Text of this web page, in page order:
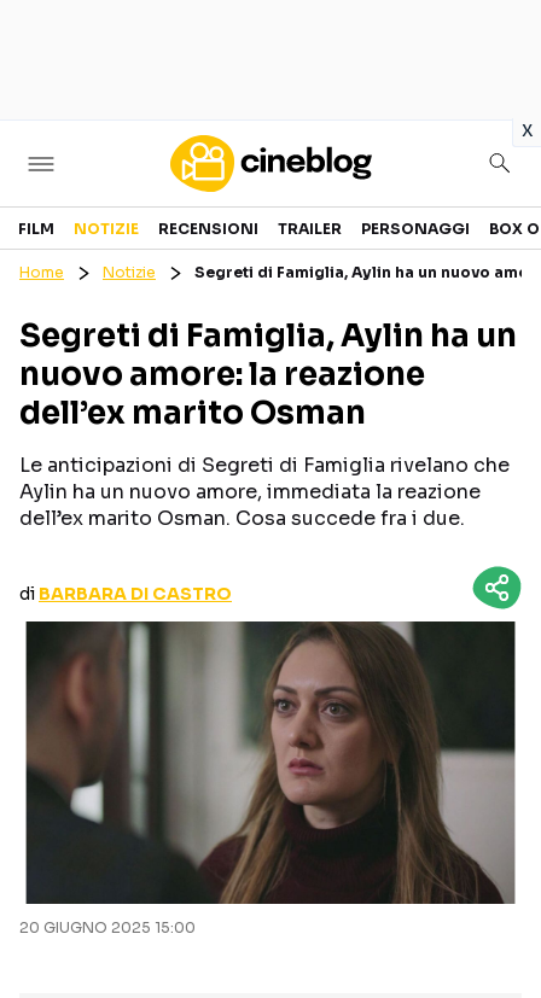
x
Cinema
GENERI
PERSONAGGI
CANALI STREAMING
Categorie
NOTIZIE
RECENSIONI
TRAILER
Seguici sui social
FILM NOTIZIE RECENSIONI TRAILER PERSONAGGI BOX
Home Notizie Segreti di Famiglia, Aylin ha un nuovo
Segreti di Famiglia, Aylin ha un
nuovo amore: la reazione
dell’ex marito Osman
Le anticipazioni di Segreti di Famiglia rivelano che
Aylin ha un nuovo amore, immediata la reazione
dell’ex marito Osman. Cosa succede fra i due.
di BARBARA DI CASTRO
20 GIUGNO 2025 15:00